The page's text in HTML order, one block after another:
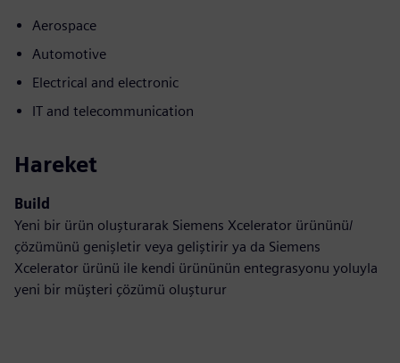
Aerospace
Automotive
Electrical and electronic
IT and telecommunication
Hareket
Build
Yeni bir ürün oluşturarak Siemens Xcelerator ürününü/
çözümünü genişletir veya geliştirir ya da Siemens
Xcelerator ürünü ile kendi ürününün entegrasyonu yoluyla
yeni bir müşteri çözümü oluşturur